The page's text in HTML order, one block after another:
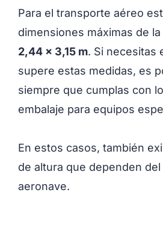
Para el transporte aéreo
dimensiones máximas de
2,44 x 3,15 m. Si necesitas
supere estas medidas, es
siempre que cumplas con
embalaje para equipos
En estos casos, también
de altura que dependen
aeronave.